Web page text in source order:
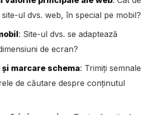
ul dvs. web, în ​​special pe mobil?
: Site-ul dvs. se adaptează
de ecran?
marcare schema: Trimiți semnale
de căutare despre conținutul